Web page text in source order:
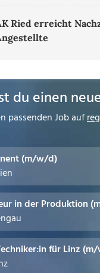
Ried erreicht
du einen
passenden Job auf
(m/w/d)
in der Produktion
für Linz